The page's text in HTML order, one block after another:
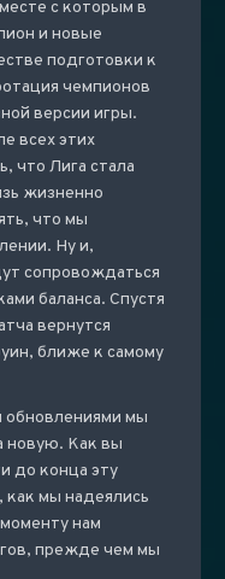
с которым в
и новые
подготовки к
чемпионов
версии игры.
всех этих
что Лига стала
жизненно
что мы
Ну и,
сопровождаться
баланса. Спустя
вернутся
ближе к самому
обновлениями мы
новую. Как вы
до конца эту
как мы надеялись
нам
прежде чем мы